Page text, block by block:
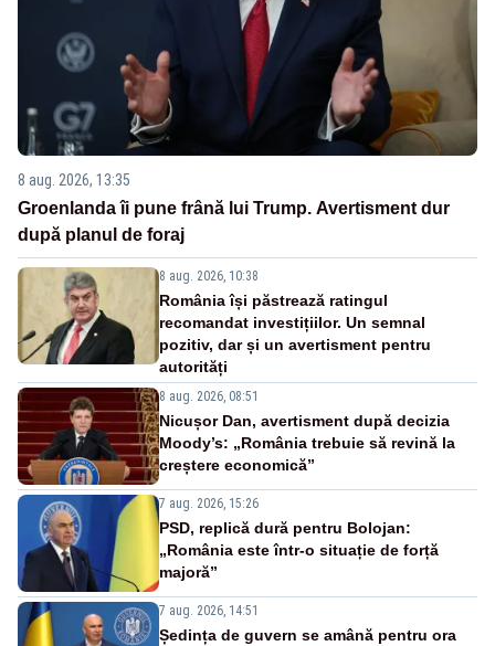
8 aug. 2026, 13:35
Groenlanda îi pune frână lui Trump. Avertisment dur
după planul de foraj
8 aug. 2026, 10:38
România își păstrează ratingul
recomandat investițiilor. Un semnal
pozitiv, dar și un avertisment pentru
autorități
8 aug. 2026, 08:51
Nicușor Dan, avertisment după decizia
Moody’s: „România trebuie să revină la
creștere economică”
7 aug. 2026, 15:26
PSD, replică dură pentru Bolojan:
„România este într-o situație de forță
majoră”
7 aug. 2026, 14:51
Ședința de guvern se amână pentru ora